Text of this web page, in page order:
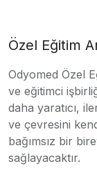
Özel Eğitim
Odyomed Özel
ve eğitimci
daha yaratıcı,
ve çevresini
bağımsız bir
sağlayacaktır.